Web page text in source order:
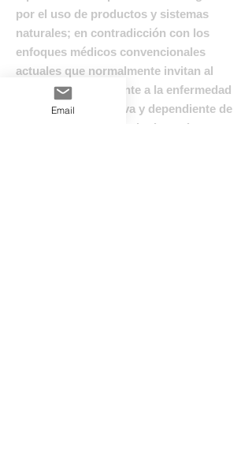
por el uso de productos y sistemas
naturales; en contradicción con los
enfoques médicos convencionales
actuales que normalmente invitan al
paciente a hacer frente a la enfermedad
de una manera pasiva y dependiente de
medicamentos que solo tienen la
Email